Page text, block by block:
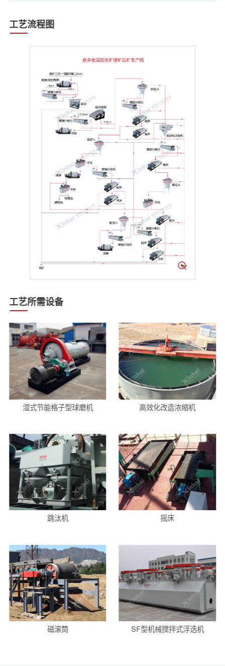
工艺流程图
工艺所需设备
湿式节能格子型球磨机 高效化改造浓缩机
跳汰机 摇床
磁滚筒 SF型机械搅拌式浮选机